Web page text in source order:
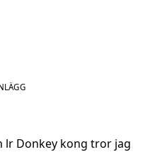
lr Donkey kong tror jag